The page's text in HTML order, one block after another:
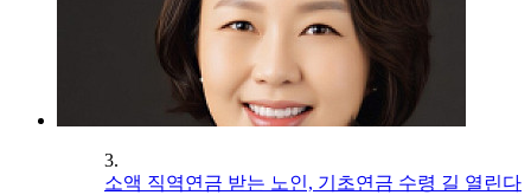
3.
소액 직역연금 받는 노인, 기초연금 수령 길 열린다